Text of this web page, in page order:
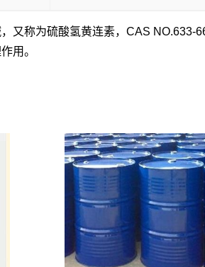
又称为硫酸氢黄连素，CAS
用。